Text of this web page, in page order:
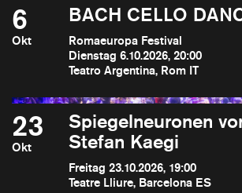
6
Okt
BACH CELLO
Romaeuropa Festival
Dienstag 6.10.2026, 20:00
Teatro Argentina, Rom IT
23
Okt
Spiegelneuronen
Stefan Kaegi
Freitag 23.10.2026, 19:00
Teatre Lliure, Barcelona ES